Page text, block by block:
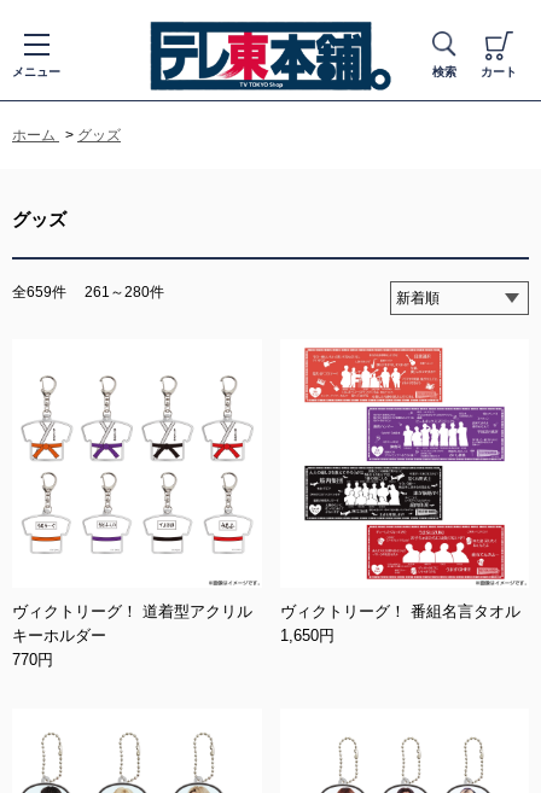
メニュー 検索 カート
ホーム > グッズ
グッズ
全659件 261～280件
ヴィクトリーグ！ 道着型アクリル
キーホルダー
770円
ヴィクトリーグ！ 番組名言タオル
1,650円